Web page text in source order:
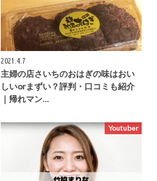
2021.4.7
主婦の店さいちのおはぎの味はおい
しいorまずい？評判・口コミも紹介
｜帰れマン…
Youtuber